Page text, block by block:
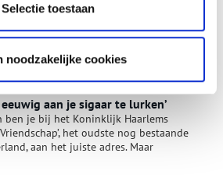
Selectie toestaan
noodzakelijke cookies
aan je sigaar te lurken’
ben je bij het Koninklijk Haarlems
het oudste nog bestaande
aan het juiste adres. Maar